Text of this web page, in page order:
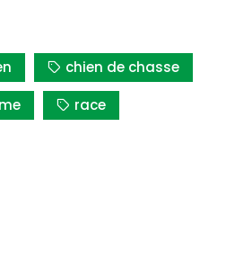
chien de chasse
race